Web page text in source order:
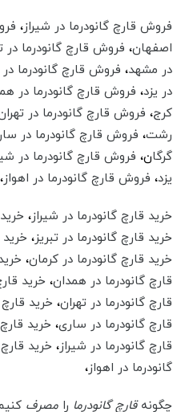
فروش قارچ گانودرما در شیراز،
اصفهان،فروش قارچ گانودرما در
در مشهد، فروش قارچ گانودرما
در یزد،‌ فروش قارچ گانودرما در
کرج،‌ فروش قارچ گانودرما در
رشت،‌ فروش قارچ گانودرما در
گرگان،‌ فروش قارچ گانودرما در
یزد،‌ فروش قارچ گانودرما در اهواز،‌
خرید قارچ گانودرما در شیراز،
خرید قارچ گانودرما در تبریز،
خرید قارچ گانودرما در کرمان،
قارچ گانودرما در همدان،‌ خرید
قارچ گانودرما در تهران،‌ خرید
قارچ گانودرما در ساری،‌ خرید
قارچ گانودرما در شیراز،‌ خرید قارچ
گانودرما در اهواز،‌
چگونهقارچ گانودرما را مصرف